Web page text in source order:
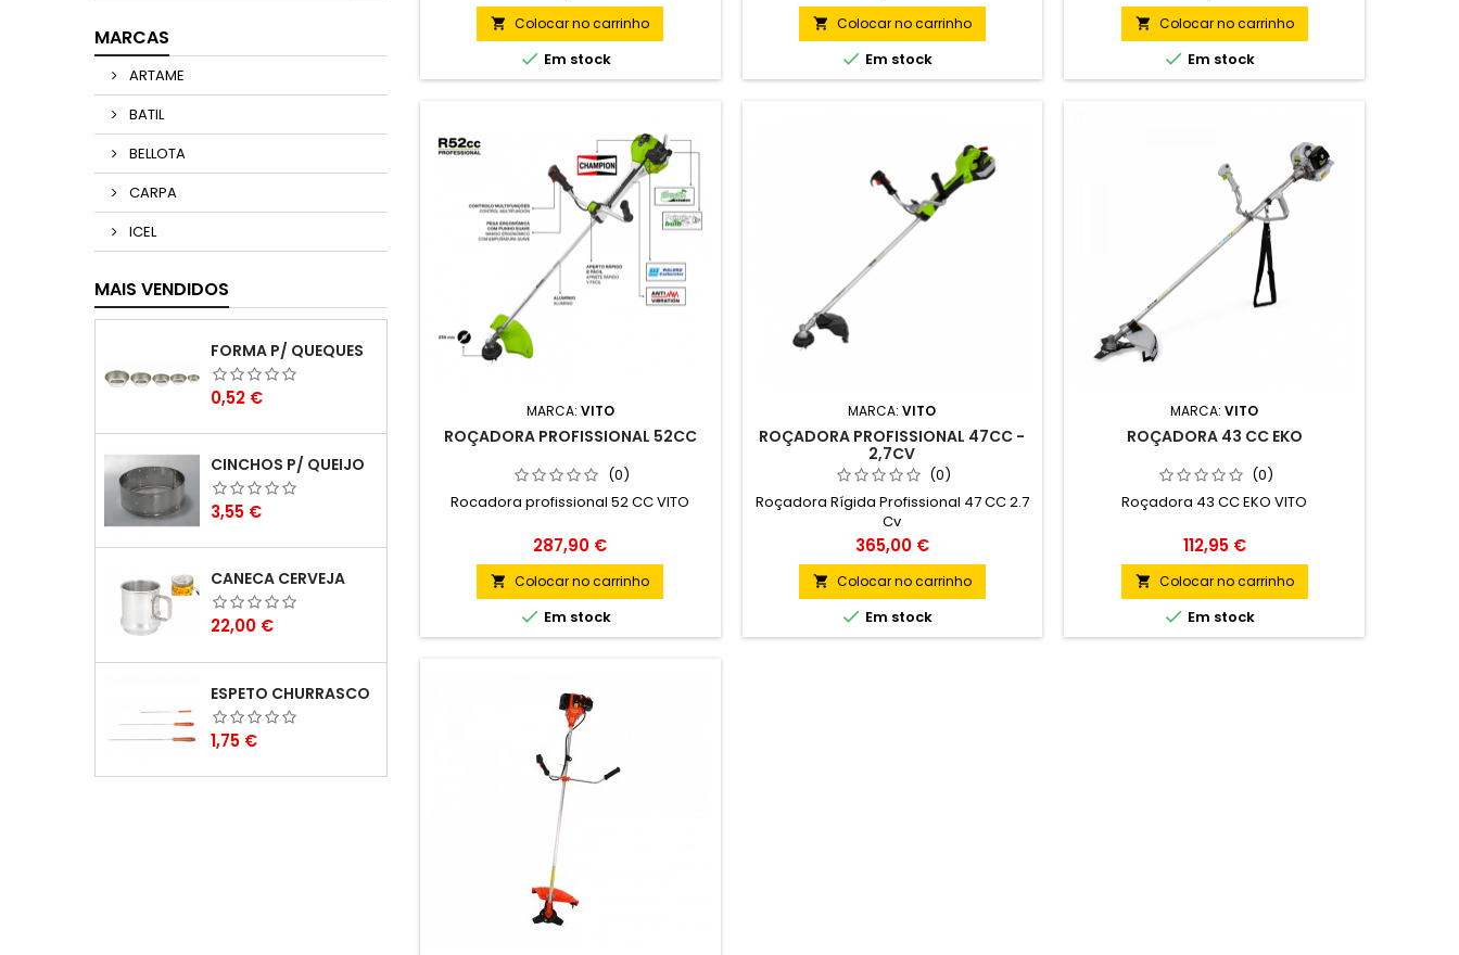
MARCAS
ARTAME
BATIL
BELLOTA
CARPA
ICEL
MAIS VENDIDOS
FORMA P/ QUEQUES
Preço
0,52 €
CINCHOS P/ QUEIJO
Preço
3,55 €
CANECA CERVEJA
Preço
22,00 €
ESPETO CHURRASCO
Preço
1,75 €
 Colocar no carrinho
 Em stock
 Colocar no carrinho
 Em stock
 Colocar no carrinho
 Em stock
MARCA: VITO
ROÇADORA PROFISSIONAL 52CC
(0)
Rocadora profissional 52 CC VITO
Preço
287,90 €
 Colocar no carrinho
 Em stock
MARCA:VITO
ROÇADORA PROFISSIONAL 47CC -
2,7CV
(0)
Roçadora Rígida Profissional 47 CC 2.7
Cv
Preço
365,00 €
 Colocar no carrinho
 Em stock
MARCA:VITO
ROÇADORA 43 CC EKO
(0)
Roçadora 43 CC EKO VITO
Preço
112,95 €
 Colocar no carrinho
 Em stock